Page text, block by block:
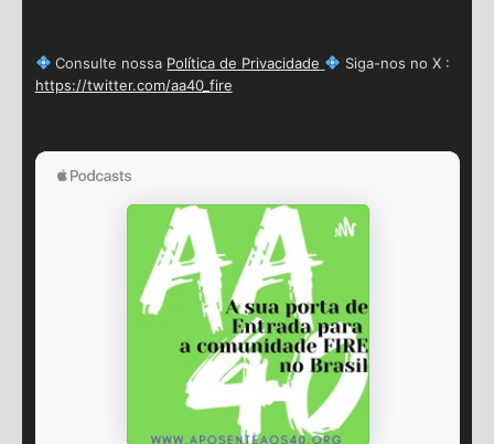
Consulte nossa Política de Privacidade
Siga-nos no X :
https://twitter.com/aa40_fire